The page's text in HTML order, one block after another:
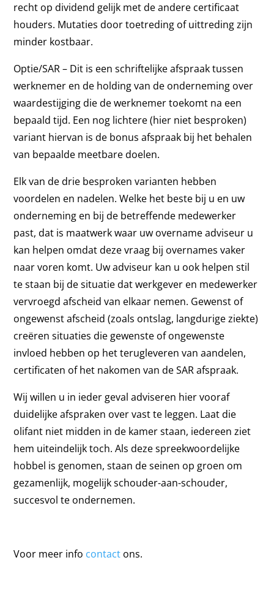
recht op dividend gelijk met de andere certificaat
houders. Mutaties door toetreding of uittreding zijn
minder kostbaar.
Optie/SAR – Dit is een schriftelijke afspraak tussen
werknemer en de holding van de onderneming over
waardestijging die de werknemer toekomt na een
bepaald tijd. Een nog lichtere (hier niet besproken)
variant hiervan is de bonus afspraak bij het behalen
van bepaalde meetbare doelen.
Elk van de drie besproken varianten hebben
voordelen en nadelen. Welke het beste bij u en uw
onderneming en bij de betreffende medewerker
past, dat is maatwerk waar uw overname adviseur u
kan helpen omdat deze vraag bij overnames vaker
naar voren komt. Uw adviseur kan u ook helpen stil
te staan bij de situatie dat werkgever en medewerker
vervroegd afscheid van elkaar nemen. Gewenst of
ongewenst afscheid (zoals ontslag, langdurige ziekte)
creëren situaties die gewenste of ongewenste
invloed hebben op het terugleveren van aandelen,
certificaten of het nakomen van de SAR afspraak.
Wij willen u in ieder geval adviseren hier vooraf
duidelijke afspraken over vast te leggen. Laat die
olifant niet midden in de kamer staan, iedereen ziet
hem uiteindelijk toch. Als deze spreekwoordelijke
hobbel is genomen, staan de seinen op groen om
gezamenlijk, mogelijk schouder-aan-schouder,
succesvol te ondernemen.
Voor meer info contact ons.